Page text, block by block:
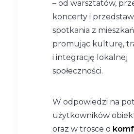
– od warsztatów,
koncerty i
spotkania z
promując kulturę,
i integrację lokalnej
społeczności.
W odpowiedzi na
użytkowników
oraz w trosce o